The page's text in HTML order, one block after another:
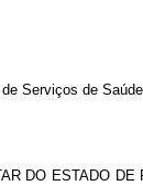
Serviços de
DO ESTADO DE